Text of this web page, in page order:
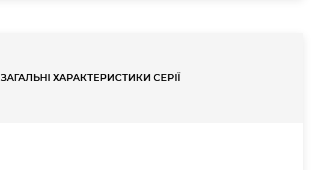
ЗАГАЛЬНІ ХАРАКТЕРИСТИКИ СЕРІЇ